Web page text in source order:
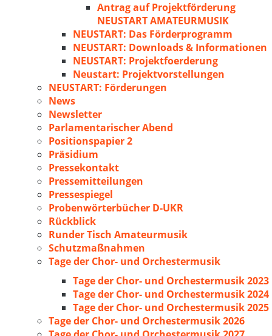
Antrag auf Projektförderung
NEUSTART AMATEURMUSIK
NEUSTART: Das Förderprogramm
NEUSTART: Downloads & Informationen
NEUSTART: Projektfoerderung
Neustart: Projektvorstellungen
NEUSTART: Förderungen
News
Newsletter
Parlamentarischer Abend
Positionspapier 2
Präsidium
Pressekontakt
Pressemitteilungen
Pressespiegel
Probenwörterbücher D-UKR
Rückblick
Runder Tisch Amateurmusik
Schutzmaßnahmen
Tage der Chor- und Orchestermusik
Tage der Chor- und Orchestermusik 2023
Tage der Chor- und Orchestermusik 2024
Tage der Chor- und Orchestermusik 2025
Tage der Chor- und Orchestermusik 2026